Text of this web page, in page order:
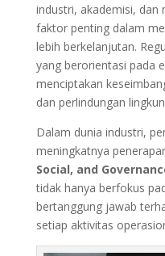
industri, akademisi, dan
faktor penting dalam
lebih berkelanjutan.
yang berorientasi pada
menciptakan
dan perlindungan
Dalam dunia industri,
meningkatnya
Social, and
tidak hanya berfokus
bertanggung jawab
setiap aktivitas